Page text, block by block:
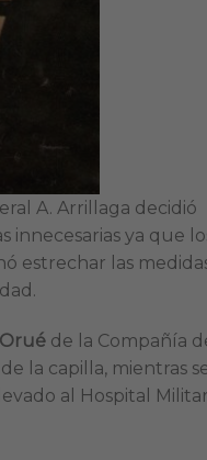
A. Arrillaga decidió
innecesarias ya que
estrechar las
de la Compañía
la capilla, mientras
al Hospital Militar